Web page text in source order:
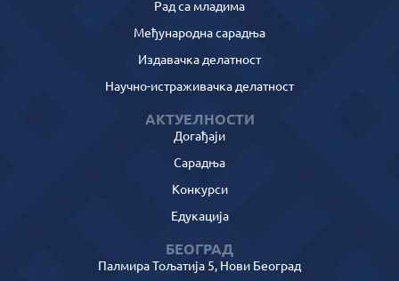
Рад са младима
Међународна сарадња
Издавачка делатност
Научно-истраживачка делатност
АКТУЕЛНОСТИ
Догађаји
Сарадња
Конкурси
Едукација
БЕОГРАД
Палмира Тољатија 5, Нови Београд